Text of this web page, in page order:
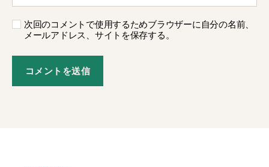
次回のコメントで使用するためブラウザーに自分の名前、
メールアドレス、サイトを保存する。